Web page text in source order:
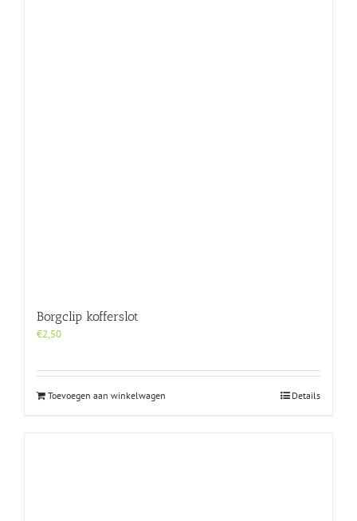
Borgclip kofferslot
€2,50
Toevoegen aan winkelwagen Details